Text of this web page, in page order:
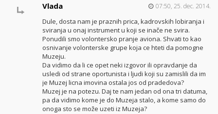
Vlada
07:50, 25. dec. 2014.
Dule, dosta nam je praznih prica, kadrovskih lobiranja i
sviranja u onaj instrument u koji se inače ne svira.
Ponudili smo volontersko pranje aviona. Shvati to kao
osnivanje volonterske grupe koja ce hteti da pomogne
Muzeju.
Da vidimo da li ce opet neki izgovor ili opravdanje da
usledi od strane oportunista i ljudi koji su zamislili da im
je Muzej licna imovina ostala jos od pradedova?
Muzej je na potezu. Daj te nam jedan od ona tri datuma,
pa da vidimo kome je do Muzeja stalo, a kome samo do
onoga sto se može uzeti iz Muzeja?